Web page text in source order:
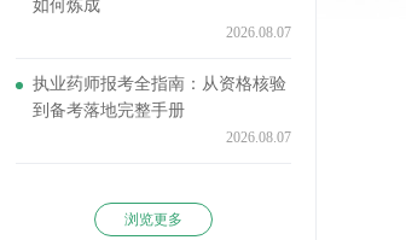
如何炼成
2026.08.07
执业药师报考全指南：从资格核验
到备考落地完整手册
2026.08.07
浏览更多